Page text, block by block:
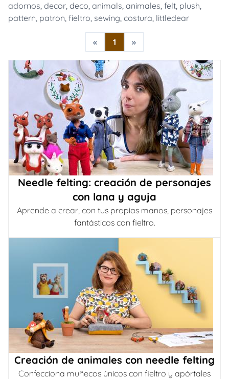
adornos, decor, deco, animals, animales, felt, plush,
pattern, patron, fieltro, sewing, costura, littledear
« 1 »
Needle felting: creación de personajes
con lana y aguja
Aprende a crear, con tus propias manos, personajes
fantásticos con fieltro.
Creación de animales con needle felting
Confecciona muñecos únicos con fieltro y apórtales